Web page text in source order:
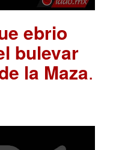
ebrio
bulevar
la Maza.